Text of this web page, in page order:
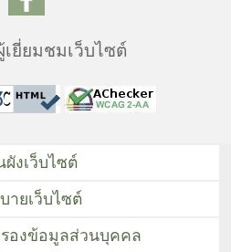
ยี่ยมชมเว็บไซต์
ผังเว็บไซต์
ายเว็บไซต์
องข้อมูลส่วนบุคคล